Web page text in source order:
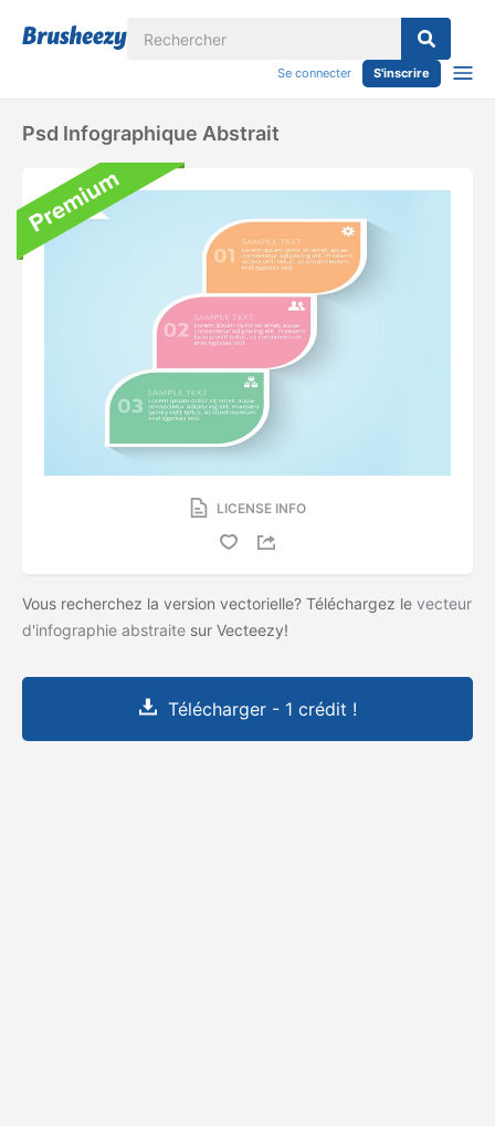
Se connecter S'inscrire
Psd Infographique Abstrait
LICENSE INFO
Vous recherchez la version vectorielle? Téléchargez le vecteur
d'infographie abstraite sur Vecteezy!
Télécharger - 1 crédit !